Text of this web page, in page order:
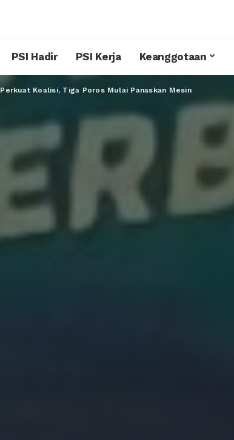
PSI Hadir PSI Kerja Keanggotaan
Perkuat Koalisi, Tiga Poros Mulai Panaskan Mesin